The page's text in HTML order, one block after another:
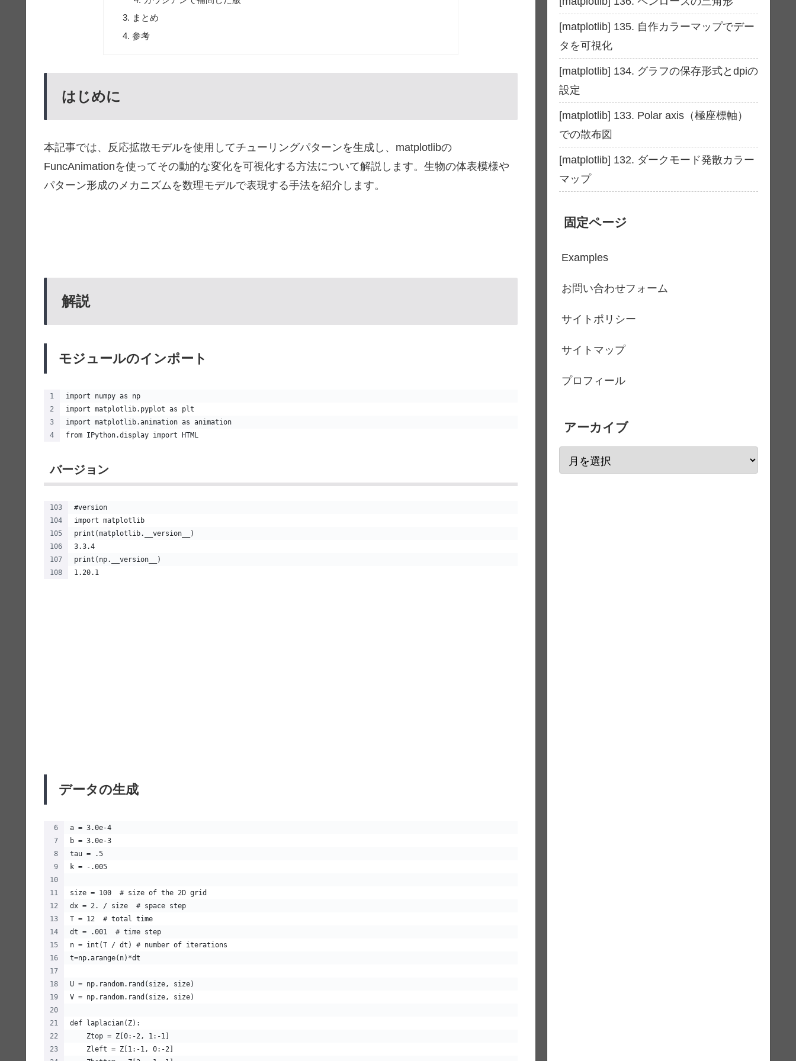
まとめ
参考
はじめに
本記事では、反応拡散モデルを使用してチューリングパターンを生成し、matplotlibの
FuncAnimationを使ってその動的な変化を可視化する方法について解説します。生物の体表模様や
パターン形成のメカニズムを数理モデルで表現する手法を紹介します。
解説
モジュールのインポート
import numpy as np
import matplotlib.pyplot as plt
import matplotlib.animation as animation
from IPython.display import HTML
バージョン
#version
import matplotlib
print(matplotlib.__version__)
3.3.4
print(np.__version__)
1.20.1
データの生成
a = 3.0e-4
b = 3.0e-3
tau = .5
k = -.005
size = 100  # size of the 2D grid
dx = 2. / size  # space step
T = 12  # total time
dt = .001  # time step
n = int(T / dt) # number of iterations
t=np.arange(n)*dt
U = np.random.rand(size, size)
V = np.random.rand(size, size)
def laplacian(Z):
    Ztop = Z[0:-2, 1:-1]
    Zleft = Z[1:-1, 0:-2]
[matplotlib] 135. 自作カラーマップでデー
タを可視化
[matplotlib] 134. グラフの保存形式とdpiの
設定
[matplotlib] 133. Polar axis（極座標軸）
での散布図
[matplotlib] 132. ダークモード発散カラー
マップ
固定ページ
Examples
お問い合わせフォーム
サイトポリシー
サイトマップ
プロフィール
アーカイブ